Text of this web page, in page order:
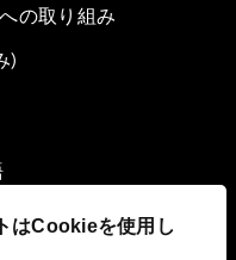
はCookieを使用し
の取り組み
)